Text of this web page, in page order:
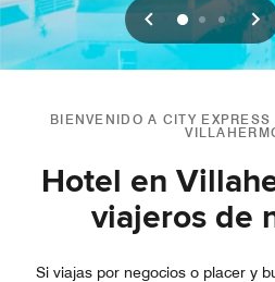
Anterior
0 12
BIENVENIDO A CITY
Hotel en
viajeros de
Si viajas por negocios o placer y